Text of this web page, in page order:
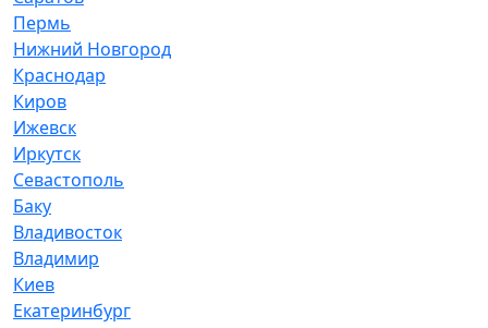
Пермь
Нижний Новгород
Краснодар
Киров
Ижевск
Иркутск
Севастополь
Баку
Владивосток
Владимир
Киев
Екатеринбург